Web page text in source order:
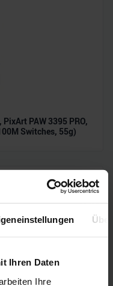
Ihren Daten
Ihre
PAW 3395 PRO,
Switches, 55g)